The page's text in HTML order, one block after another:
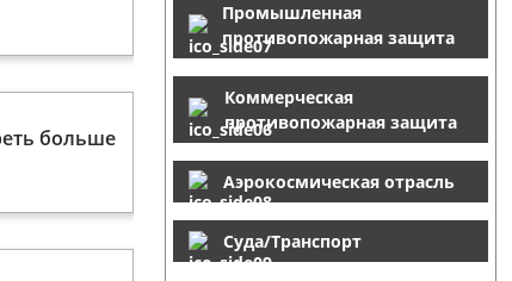
Промышленная
противопожарная защита
Коммерческая
противопожарная защита
Аэрокосмическая отрасль
Суда/Транспорт
больше